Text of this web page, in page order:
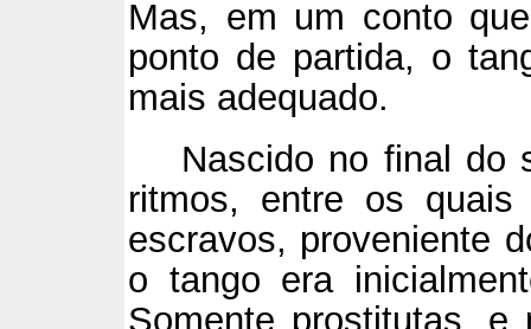
Mas, em um conto
ponto de partida, o
mais adequado.
Nascido no final do
ritmos, entre os
escravos, proveniente
o tango era
Somente prostitutas,